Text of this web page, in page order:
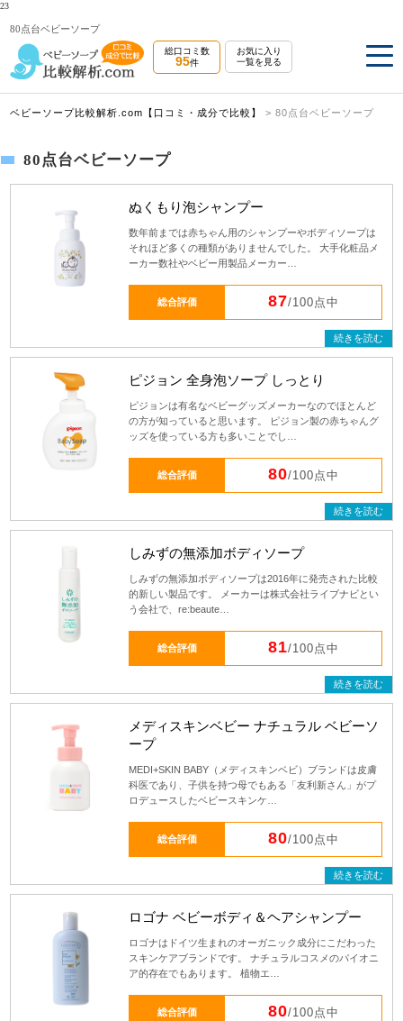
23
80点台ベビーソープ
総口コミ数
95件
お気に入り
一覧を見る
ベビーソープ比較解析.com【口コミ・成分で比較】 >80点台ベビーソープ
80点台ベビーソープ
ぬくもり泡シャンプー
数年前までは赤ちゃん用のシャンプーやボディソープは
それほど多くの種類がありませんでした。 大手化粧品メ
ーカー数社やベビー用製品メーカー…
続きを読む
総合評価 87/100点中
ピジョン 全身泡ソープ しっとり
ピジョンは有名なベビーグッズメーカーなのでほとんど
の方が知っていると思います。 ピジョン製の赤ちゃんグ
ッズを使っている方も多いことでし…
続きを読む
総合評価 80/100点中
しみずの無添加ボディソープ
しみずの無添加ボディソープは2016年に発売された比較
的新しい製品です。 メーカーは株式会社ライブナビとい
う会社で、re:beaute…
続きを読む
総合評価 81/100点中
メディスキンベビー ナチュラル ベビーソ
ープ
MEDI+SKIN BABY（メディスキンベビ）ブランドは皮膚
科医であり、子供を持つ母でもある「友利新さん」がプ
ロデュースしたベビースキンケ…
続きを読む
総合評価 80/100点中
ロゴナ ベビーボディ＆ヘアシャンプー
ロゴナはドイツ生まれのオーガニック成分にこだわった
スキンケアブランドです。 ナチュラルコスメのパイオニ
ア的存在でもあります。 植物エ…
総合評価 80/100点中